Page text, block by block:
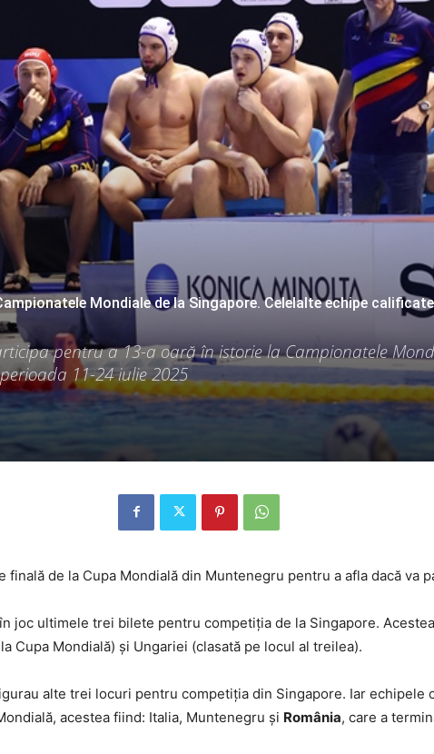
Mondiale de la Singapore. Celelalte echipe calificate
pentru a 13-a oară în istorie la Campionatele
11-24 iulie 2025
de la Cupa Mondială din Muntenegru pentru a afla dacă va
joc ultimele trei bilete pentru competiţia de la Singapore.
Cupa Mondială) şi Ungariei (clasată pe locul al treilea).
alte trei locuri pentru competiţia din Singapore. Iar echipele
acestea fiind: ​​Italia, Muntenegru și România, care a